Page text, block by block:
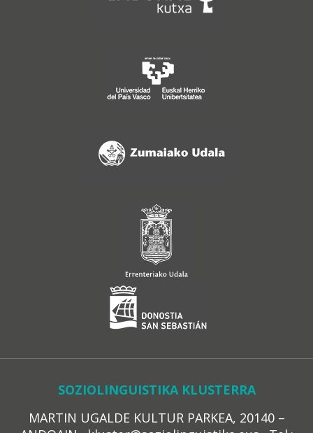
SOZIOLINGUISTIKA KLUSTERRA
MARTIN UGALDE KULTUR PARKEA, 20140 –